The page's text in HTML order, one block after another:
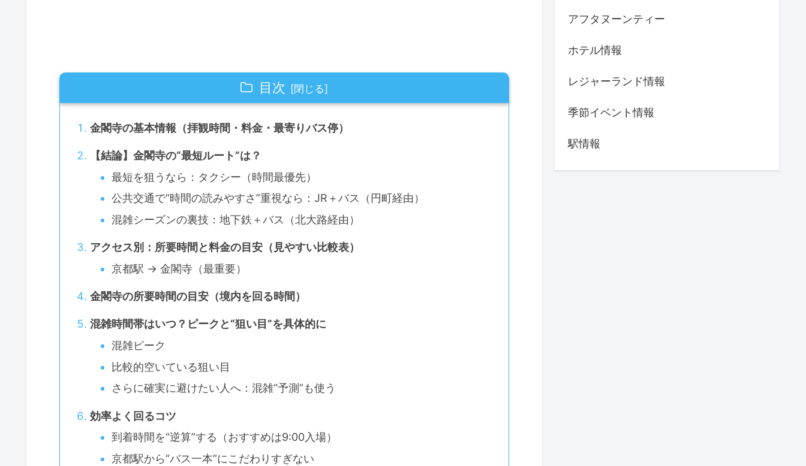
目次
金閣寺の基本情報（拝観時間・料金・最寄りバス停）
【結論】金閣寺の“最短ルート”は？
最短を狙うなら：タクシー（時間最優先）
公共交通で“時間の読みやすさ”重視なら：JR＋バス（円町経由）
混雑シーズンの裏技：地下鉄＋バス（北大路経由）
アクセス別：所要時間と料金の目安（見やすい比較表）
京都駅 → 金閣寺（最重要）
金閣寺の所要時間の目安（境内を回る時間）
混雑時間帯はいつ？ピークと“狙い目”を具体的に
混雑ピーク
比較的空いている狙い目
さらに確実に避けたい人へ：混雑“予測”も使う
効率よく回るコツ
到着時間を“逆算”する（おすすめは9:00入場）
京都駅から“バス一本”にこだわりすぎない
アフタヌーンティー
ホテル情報
レジャーランド情報
季節イベント情報
駅情報